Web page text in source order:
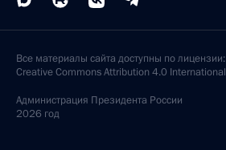
Все материалы сайта доступны по лицензии:
Creative Commons Attribution 4.0 International
Администрация Президента России
2026 год